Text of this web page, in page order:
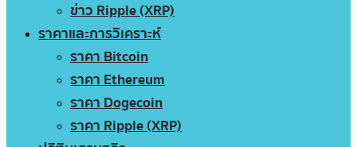
ข่าว Ripple (XRP)
ราคาและการวิเคราะห์
ราคา Bitcoin
ราคา Ethereum
ราคา Dogecoin
ราคา Ripple (XRP)